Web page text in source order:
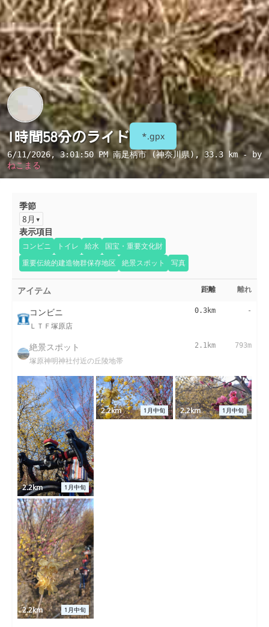
1時間58分のライド *.gpx
6/11/2026, 3:01:50 PM 南足柄市 (神奈川県) , 33.3 km - by
ねこまる
季節
8月
表示項目
コンビニ トイレ 給水
国宝・重要文化財
重要伝統的建造物群保存地区
絶景スポット 写真
アイテム 距離 離れ
コンビニ
ＬＴＦ塚原店
0.3km -
絶景スポット
塚原神明神社付近の丘陵地帯
2.1km 793m
1月中旬
2.2km
1月中旬
2.2km 1月中旬
2.2km
1月中旬
2.2km